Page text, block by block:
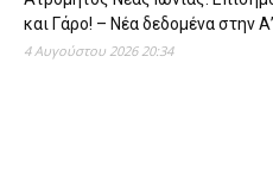
και Γάρο! – Νέα δεδομένα στην
4 Αυγούστου 2026 20:34